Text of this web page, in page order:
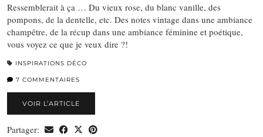
Ressemblerait à ça … Du vieux rose, du blanc vanille, des
pompons, de la dentelle, etc. Des notes vintage dans une ambiance
champêtre, de la récup dans une ambiance féminine et poétique,
vous voyez ce que je veux dire ?!
INSPIRATIONS DÉCO
7 COMMENTAIRES
VOIR L’ARTICLE
Partager: